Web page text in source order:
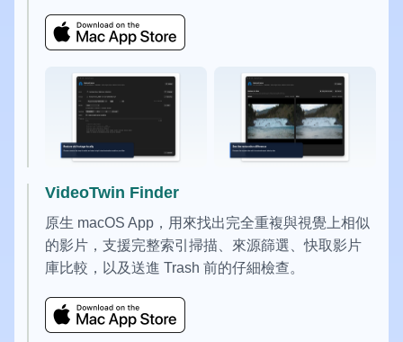
VideoTwin Finder
原生 macOS App，用來找出完全重複與視覺上相似
的影片，支援完整索引掃描、來源篩選、快取影片
庫比較，以及送進 Trash 前的仔細檢查。